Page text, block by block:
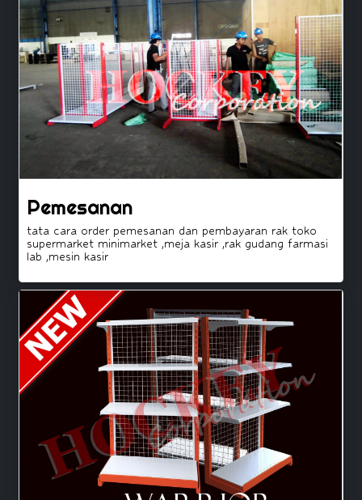
Pemesanan
tata cara order pemesanan dan pembayaran rak toko
supermarket minimarket ,meja kasir ,rak gudang farmasi
lab ,mesin kasir